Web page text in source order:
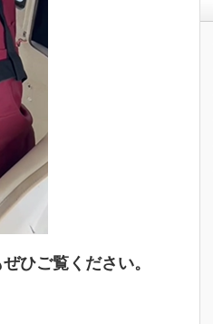
ひご覧ください。